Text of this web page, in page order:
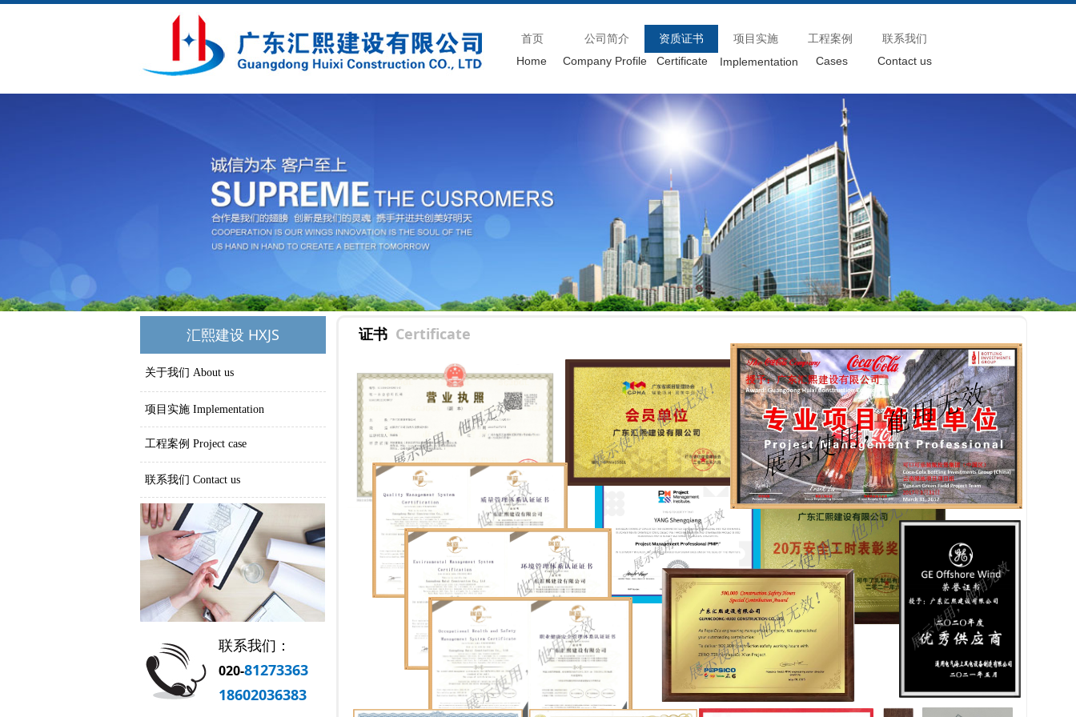
Home Company Profile Certificate Implementation Cases Contact us
首页 公司简介 资质证书 项目实施 工程案例 联系我们
汇熙建设 HXJS
关于我们 About us
项目实施 Implementation
工程案例 Project case
联系我们 Contact us
联系我们：
020-81273363
18602036383
证书 Certificate